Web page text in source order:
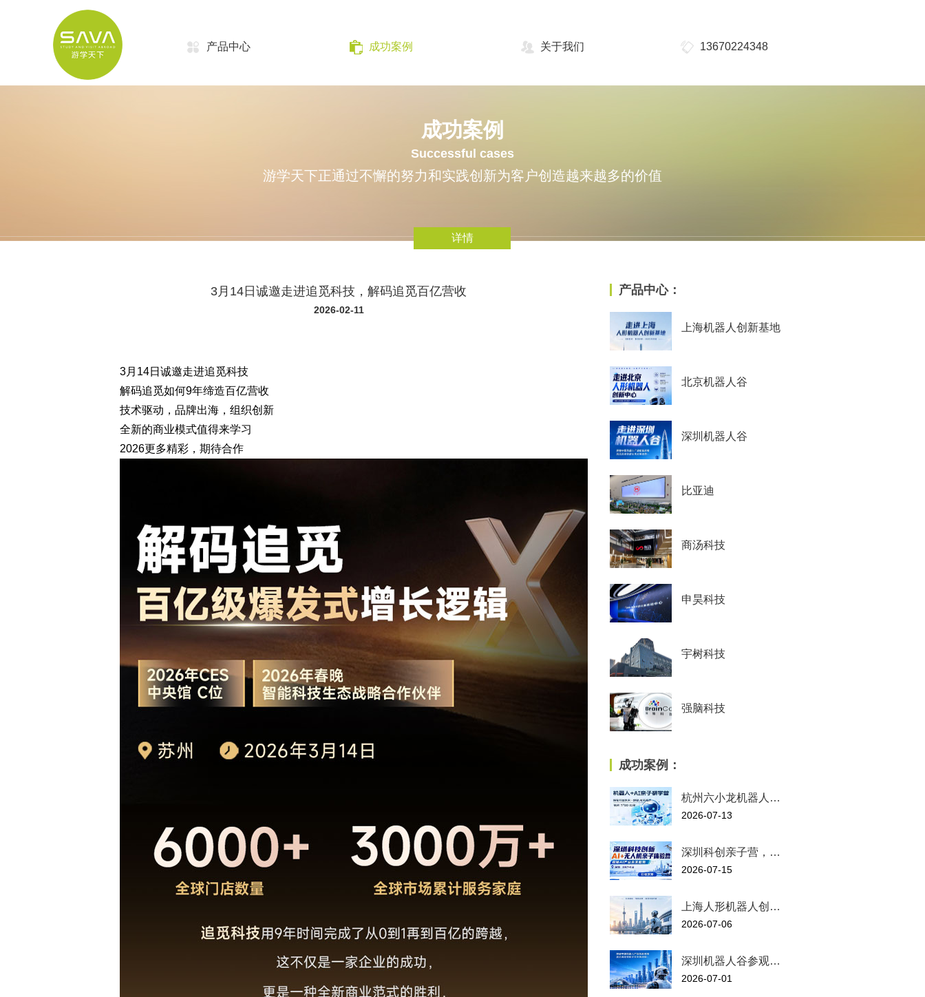
产品中心 成功案例 关于我们 13670224348
成功案例
Successful cases
游学天下正通过不懈的努力和实践创新为客户创造越来越多的价值
详情
3月14日诚邀走进追觅科技，解码追觅百亿营收
2026-02-11
3月14日诚邀走进追觅科技
解码追觅如何9年缔造百亿营收
技术驱动，品牌出海，组织创新
全新的商业模式值得来学习
2026更多精彩，期待合作
产品中心：
上海机器人创新基地
北京机器人谷
深圳机器人谷
比亚迪
商汤科技
申昊科技
宇树科技
强脑科技
成功案例：
杭州六小龙机器人…
2026-07-13
深圳科创亲子营，…
2026-07-15
上海人形机器人创…
2026-07-06
深圳机器人谷参观…
2026-07-01